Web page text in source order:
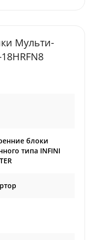
Мульти-
блоки
типа INFINI